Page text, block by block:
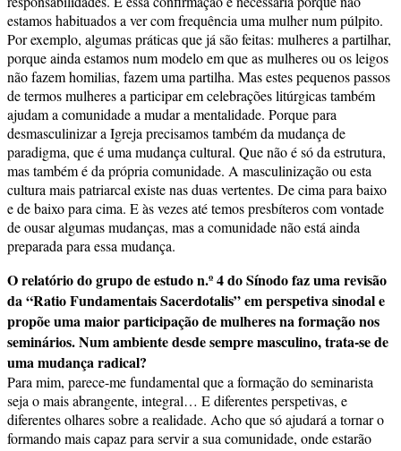
estamos habituados a ver com frequência uma mulher num púlpito.
Por exemplo, algumas práticas que já são feitas: mulheres a partilhar,
porque ainda estamos num modelo em que as mulheres ou os leigos
não fazem homilias, fazem uma partilha. Mas estes pequenos passos
de termos mulheres a participar em celebrações litúrgicas também
ajudam a comunidade a mudar a mentalidade. Porque para
desmasculinizar a Igreja precisamos também da mudança de
paradigma, que é uma mudança cultural. Que não é só da estrutura,
mas também é da própria comunidade. A masculinização ou esta
cultura mais patriarcal existe nas duas vertentes. De cima para baixo
e de baixo para cima. E às vezes até temos presbíteros com vontade
de ousar algumas mudanças, mas a comunidade não está ainda
preparada para essa mudança.
O relatório do grupo de estudo n.º 4 do Sínodo faz uma revisão
da “Ratio Fundamentais Sacerdotalis” em perspetiva sinodal e
propõe uma maior participação de mulheres na formação nos
seminários. Num ambiente desde sempre masculino, trata-se de
uma mudança radical?
Para mim, parece-me fundamental que a formação do seminarista
seja o mais abrangente, integral… E diferentes perspetivas, e
diferentes olhares sobre a realidade. Acho que só ajudará a tornar o
formando mais capaz para servir a sua comunidade, onde estarão